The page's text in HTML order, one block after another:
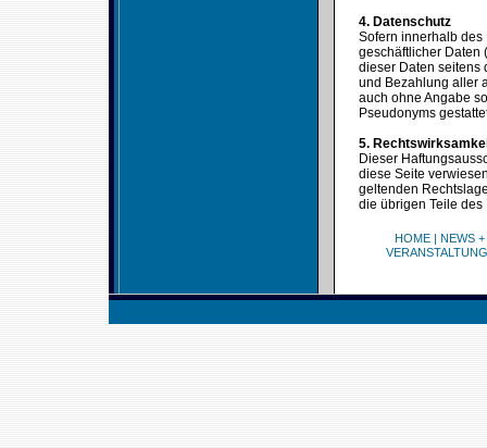
4. Datenschutz
Sofern innerhalb
geschäftlicher Daten
dieser Daten seitens
und Bezahlung aller
auch ohne Angabe
Pseudonyms
5.
Dieser
diese Seite
geltenden
die übrigen Teile
HOME| NEWS